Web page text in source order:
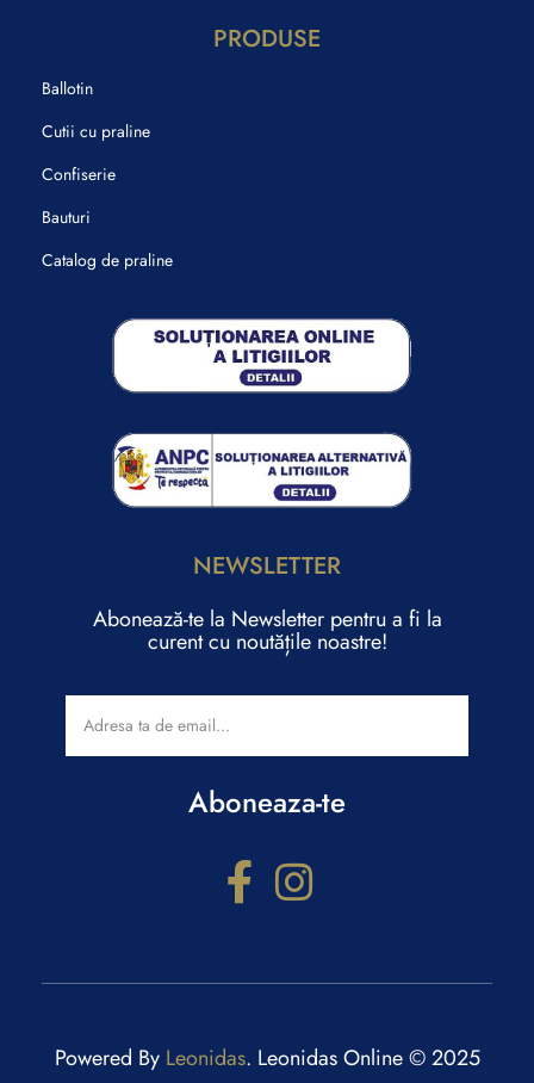
PRODUSE
Ballotin
Cutii cu praline
Confiserie
Bauturi
Catalog de praline
NEWSLETTER
Abonează-te la Newsletter pentru a fi la
curent cu noutățile noastre!
Aboneaza-te
Powered By Leonidas. Leonidas Online © 2025
Răspunde la câteva întrebări și primești recomandări